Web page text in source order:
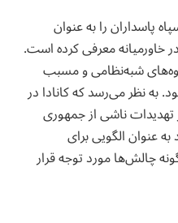
پاسداران را به عنوان
معرفی کرده است.
شبه‌نظامی و مسبب
به نظر می‌رسد که کانادا در
تهدیدات ناشی از جمهوری
عنوان الگویی برای
چالش‌ها مورد توجه قرار